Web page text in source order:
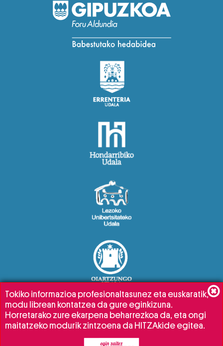
Tokiko informazioa profesionaltasunez eta euskaratik,
modu librean kontatzea da gure eginkizuna.
Horretarako zure ekarpena beharrezkoa da, eta ongi
maitatzeko modurik zintzoena da HITZAkide egitea.